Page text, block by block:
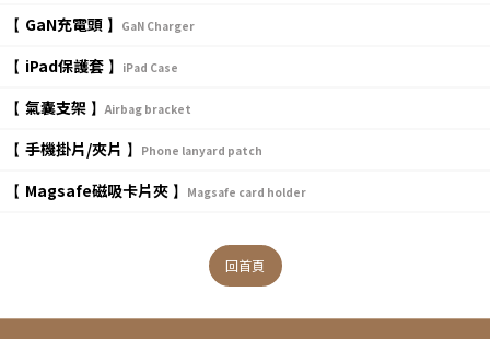
【 GaN充電頭 】 GaN Charger
【 iPad保護套 】 iPad Case
【 氣囊支架 】 Airbag bracket
【 手機掛片/夾片 】 Phone lanyard patch
【 Magsafe磁吸卡片夾 】 Magsafe card holder
回首頁